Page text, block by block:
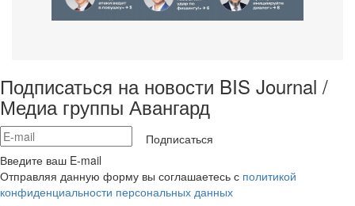
Подписаться на новости BIS Journal /
Медиа группы Авангард
Подписаться
Введите ваш E-mail
Отправляя данную форму вы соглашаетесь с политикой
конфиденциальности персональных данных